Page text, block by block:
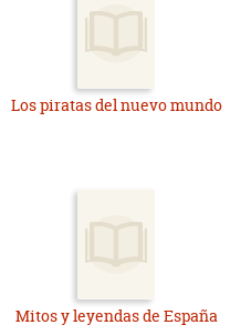
Los piratas del nuevo mundo
Mitos y leyendas de España